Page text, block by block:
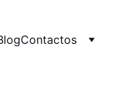
Contactos